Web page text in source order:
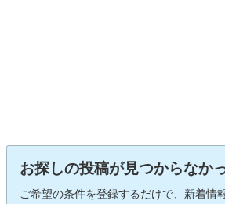
お探しの投稿が見つからなか
ご希望の条件を登録するだけで、新着情